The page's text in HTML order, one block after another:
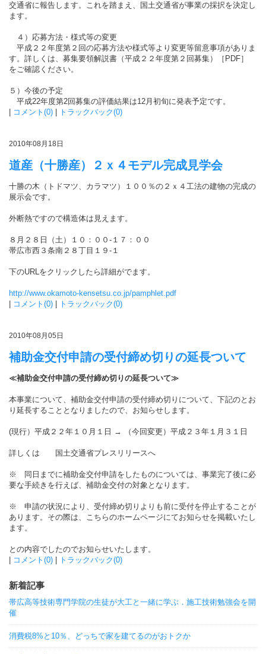
交通省に報告します。これを踏まえ、国土交通省が事業の採択を決定し
ます。
４）応募方法・様式等の変更
平成２２年度第２回の応募方法や様式等より変更等留意事項がありま
す。詳しくは、募集要領解説書（平成２２年度第２回募集）［PDF］
をご確認ください。
５）今後の予定
平成22年度第2回募集の評価結果は12月初旬に発表予定です。
コメント(0) トラックバック(0)
2010年08月18日
道産（十勝産）２ｘ４モデル完成見学会
十勝の木（トドマツ、カラマツ）１００％の２ｘ４工法の建物の完成の
展示会です。
外断熱ですので構造体は見えます。
８月２８日（土）１０：００-１７：００
帯広市西３条南２８丁目１９-１
下のURLをクリックしたら詳細がでます。
http://www.okamoto-kensetsu.co.jp/pamphlet.pdf
コメント(0) トラックバック(0)
2010年08月05日
補助金交付申請の受付締め切りの延長ついて
≪補助金交付申請の受付締め切りの延長ついて≫
本事業について、補助金交付申請の受付締め切りについて、下記のとお
り延長することとなりましたので、お知らせします。
(現行）平成２２年１０月１日 → （今回変更）平成２３年１月３１日
詳しくは 国土交通省プレスリリースへ
※ 同日までに補助金交付申請をしたものについては、事業完了後に必
要な手続きを行えば、補助金交付の対象となります。
※ 申請の状況により、受付締め切りよりも前に受付を停止することが
あります。その際は、こちらのホームページにてお知らせを掲載いたし
ます。
との内容でしたのでお知らせいたします。
コメント(0) トラックバック(0)
新着記事
帯広高等技術専門学院の生徒が大工と一緒に学ぶ．施工技術勉強会を開
催
消費税8%と10％、どっちで家を建てるのがおトクか